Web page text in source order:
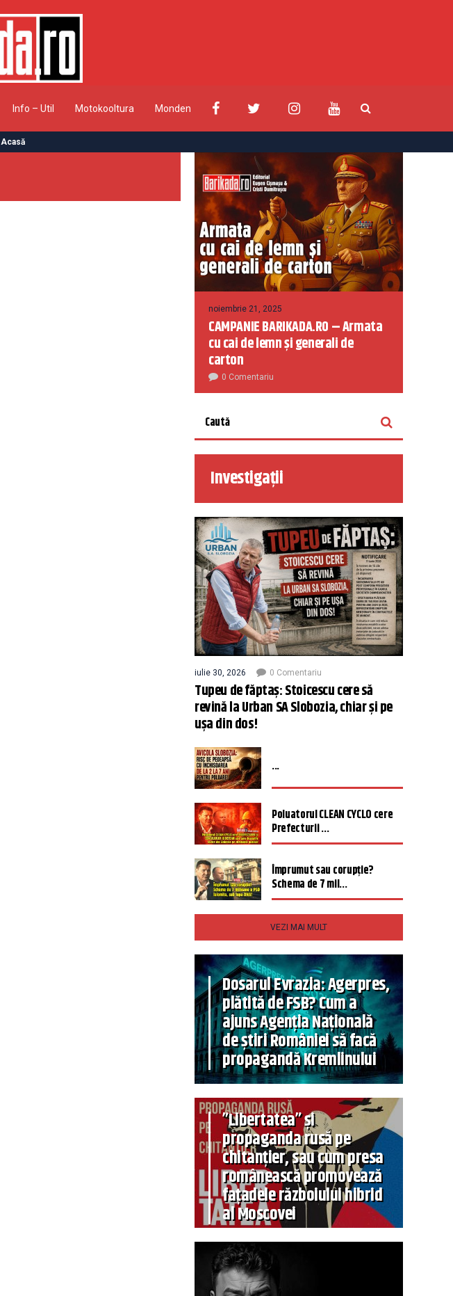
Info – Util Motokooltura Monden
Acasă
noiembrie 21, 2025
CAMPANIE BARIKADA.RO – Armata
cu cai de lemn și generali de
carton
0 Comentariu
Investigații
iulie 30, 2026 0 Comentariu
Tupeu de făptaș: Stoicescu cere să
revină la Urban SA Slobozia, chiar și pe
ușa din dos!
...
Poluatorul CLEAN CYCLO cere
Prefecturii ...
Împrumut sau corupție?
Schema de 7 mil...
VEZI MAI MULT
Dosarul Evrazia: Agerpres,
plătită de FSB? Cum a
ajuns Agenția Națională
de știri României să facă
propagandă Kremlinului
”Libertatea” și
propaganda rusă pe
chitanțier, sau cum presa
românească promovează
fațadele războiului hibrid
al Moscovei